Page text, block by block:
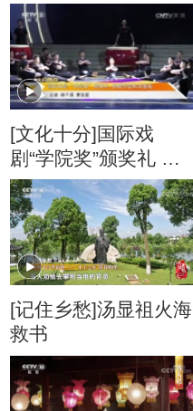
[文化十分]国际戏
剧“学院奖”颁奖礼 致
敬莎翁和汤显祖
[记住乡愁]汤显祖火海
救书